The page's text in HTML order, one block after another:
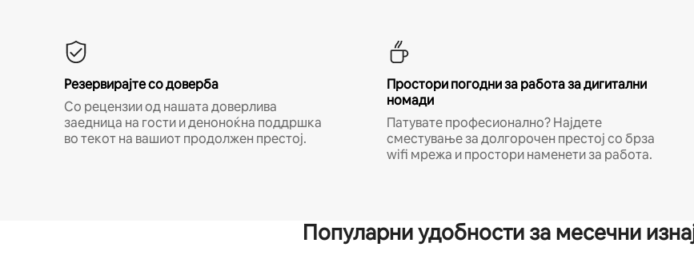
Резервирајте со доверба
Со рецензии од нашата доверлива
заедница на гости и деноноќна поддршка
во текот на вашиот продолжен престој.
Простори погодни за работа за дигитални
номади
Патувате професионално? Најдете
сместување за долгорочен престој со брза
wifi мрежа и простори наменети за работа.
Популарни удобности за месечни